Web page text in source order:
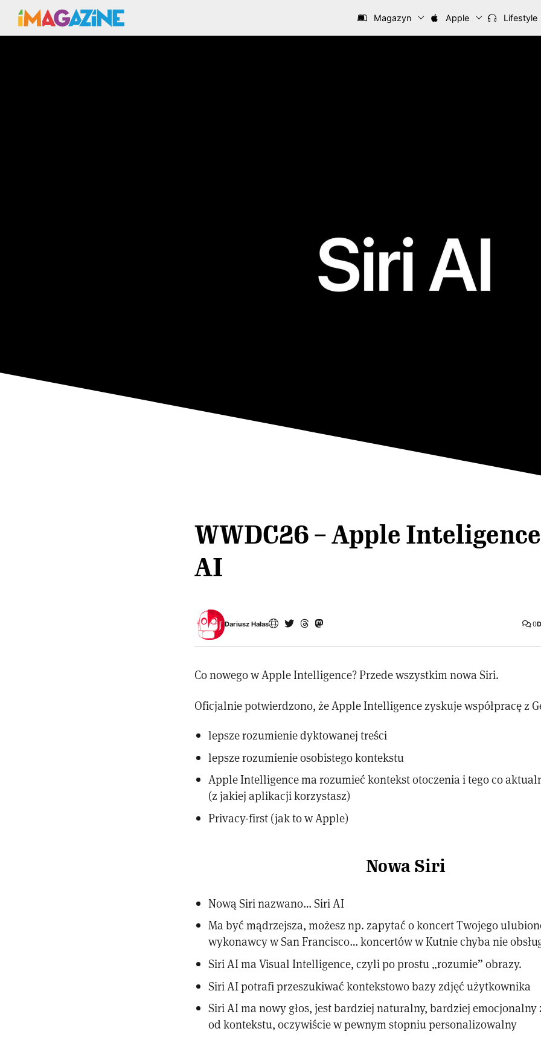
Magazyn Apple Lifestyle
WWDC26 – Apple
AI
Dariusz Hałas 0
Co nowego w Apple Intelligence? Przede wszystkim nowa Siri.
Oficjalnie potwierdzono, że Apple Intelligence zyskuje współpracę z
lepsze rozumienie dyktowanej treści
lepsze rozumienie osobistego kontekstu
Apple Intelligence ma rozumieć kontekst otoczenia i tego co
(z jakiej aplikacji korzystasz)
Privacy-first (jak to w Apple)
Nowa Siri
Nową Siri nazwano… Siri AI
Ma być mądrzejsza, możesz np. zapytać o koncert Twojego
wykonawcy w San Francisco… koncertów w Kutnie chyba nie
Siri AI ma Visual Intelligence, czyli po prostu „rozumie” obrazy.
Siri AI potrafi przeszukiwać kontekstowo bazy zdjęć użytkownika
Siri AI ma nowy głos, jest bardziej naturalny, bardziej emocjonalny
od kontekstu, oczywiście w pewnym stopniu personalizowalny